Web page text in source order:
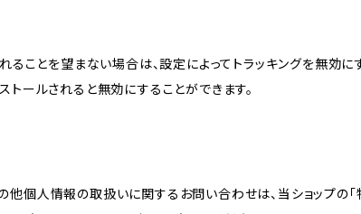
ことを望まない場合は、設定によってトラッキングを無効に
ールされると無効にすることができます。
他個人情報の取扱いに関するお問い合わせは、当ショップの